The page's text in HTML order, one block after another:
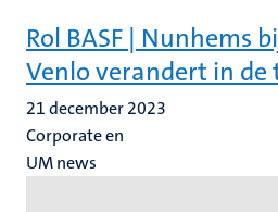
Rol BASF | Nunhems
Venlo verandert in de
21 december 2023
Corporate en
UM news